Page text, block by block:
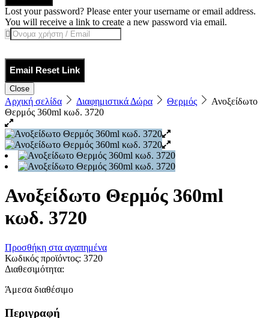
Lost your password? Please enter your username or email address.
You will receive a link to create a new password via email.
Email Reset Link
Close
Αρχική σελίδα Διαφημιστικά Δώρα Θερμός
Ανοξείδωτο
Θερμός 360ml κωδ. 3720
Ανοξείδωτο Θερμός 360ml
κωδ. 3720
Προσθήκη στα αγαπημένα
Κωδικός προϊόντος: 3720
Διαθεσιμότητα:
Άμεσα διαθέσιμο
Περιγραφή